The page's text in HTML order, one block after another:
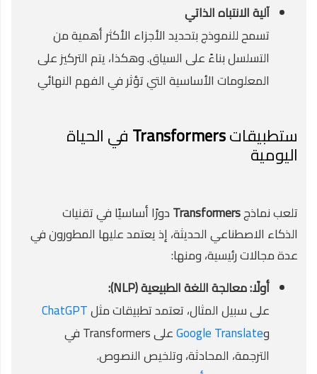
آلية الانتباه الذاتي
تسمح للنموذج بتحديد الأجزاء الأكثر أهمية من
التسلسل بناءً على السياق. وهكذا، يتم التركيز على
المعلومات الأساسية التي تؤثر في الفهم النهائي
ستطبيقاتTransformersفي الحياة
اليومية
تلعب نماذجTransformersدورًا أساسيًا في تقنيات
الذكاء الاصطناعي الحديثة، إذ يعتمد عليها المطورون في
عدة مجالات رئيسية، ومنها:
أولًا: معالجة اللغة الطبيعية (NLP):
على سبيل المثال، تعتمد تطبيقات مثلChatGPT
وGoogle Translate
على Transformers في
الترجمة، المحادثة، وتلخيص النصوص.